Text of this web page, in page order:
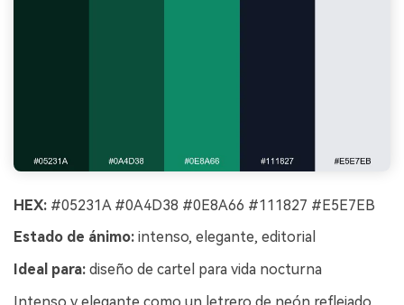
HEX: #05231A #0A4D38 #0E8A66 #111827 #E5E7EB
Estado de ánimo: intenso, elegante, editorial
Ideal para: diseño de cartel para vida nocturna